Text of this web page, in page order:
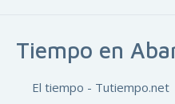
Tiempo en
El tiempo - Tutiempo.net